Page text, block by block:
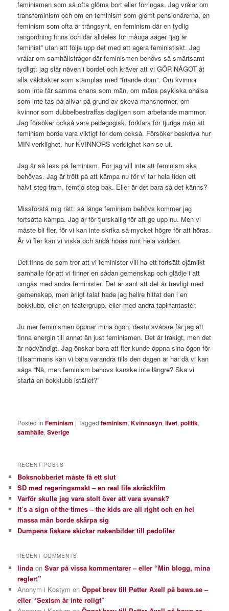
feminismen som så ofta glöms bort eller förringas. Jag vrålar om
transfeminism och om en feminism som glömt pensionärerna, en
feminism som ofta är trångsynt, en feminism där en tydlig
rangordning finns och där alldeles för många säger “jag är
feminist” utan att följa upp det med att agera feministiskt. Jag
vrålar om samhällsfrågor där feminismen behövs så smärtsamt
tydligt; jag slår näven i bordet och kräver att vi GÖR NÅGOT åt
alla våldtäkter som stämplas med “friande dom”. Om kvinnor
som inte får samma chans som män, om mäns psykiska ohälsa
som inte tas på allvar på grund av skeva mansnormer, om
kvinnor som dubbelbestraffas dagligen som arbetande mammor.
Jag försöker också vara pedagogisk, förklara för tjuriga män att
feminism borde vara viktigt för dem också. Försöker beskriva hur
MIN verklighet, hur KVINNORS verklighet kan se ut.
Jag är så less på feminism. För jag vill inte att feminism ska
behövas. Jag är trött på att kämpa nu för vi tar hela tiden ett
halvt steg fram, femtio steg bak. Eller är det bara så det känns?
Missförstå mig rätt: så länge feminism behövs kommer jag
fortsätta kämpa. Jag är för tjurskallig för att ge upp nu. Men vi
måste bli fler, för vi kan inte skrika så mycket högre för att höras.
Är vi fler kan vi viska och ändå höras runt hela världen.
Det finns de som tror att vi feminister vill ha ett fortsätt ojämlikt
samhälle för att vi finner en sådan gemenskap och glädje i att
umgås med andra feminister. Det är sant att det är trevligt med
gemenskap, men ärligt talat hade jag hellre hittat den i en
bokklubb, eller en teatergrupp, eller med andra tapirfantaster.
Ju mer feminismen öppnar mina ögon, desto svårare får jag att
finna energin till annat än just feminismen. Det är tråkigt, men det
är nödvändigt. Jag önskar bara att fler kunde öppna sina ögon för
tillsammans kan vi bära varandra tills den dagen är här då vi kan
säga “Nä, men feminism behövs kanske inte längre? Ska vi
starta en bokklubb istället?”
Posted in Feminism |Tagged feminism,Kvinnosyn,livet,politik,
samhälle,Sverige
RECENT POSTS
Boksnobberiet måste få ett slut
SD med regeringsmakt – en real life skräckfilm
Varför skulle jag vara stolt över att vara svensk?
It’s a sign of the times – the kids are all right och en hel
massa män borde skärpa sig
Dumpens fiskare skickar nakenbilder till pedofiler
RECENT COMMENTS
linda onSvar på vissa kommentarer – eller “Min blogg, mina
regler!”
Anonym i Kostym onÖppet brev till Petter Axell på baws.se –
eller “Sexism är inte roligt”